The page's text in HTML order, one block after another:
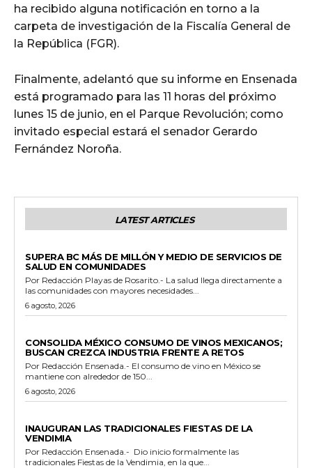
ha recibido alguna notificación en torno a la
carpeta de investigación de la Fiscalía General de
la República (FGR).
Finalmente, adelantó que su informe en Ensenada
está programado para las 11 horas del próximo
lunes 15 de junio, en el Parque Revolución; como
invitado especial estará el senador Gerardo
Fernández Noroña.
LATEST ARTICLES
SUPERA BC MÁS DE MILLÓN Y MEDIO DE SERVICIOS DE
SALUD EN COMUNIDADES
Por Redacción Playas de Rosarito.- La salud llega directamente a
las comunidades con mayores necesidades...
6 agosto, 2026
CONSOLIDA MÉXICO CONSUMO DE VINOS MEXICANOS;
BUSCAN CREZCA INDUSTRIA FRENTE A RETOS
Por Redacción Ensenada.- El consumo de vino en México se
mantiene con alrededor de 150...
6 agosto, 2026
INAUGURAN LAS TRADICIONALES FIESTAS DE LA
VENDIMIA
Por Redacción Ensenada.- Dio inicio formalmente las
tradicionales Fiestas de la Vendimia, en la que...